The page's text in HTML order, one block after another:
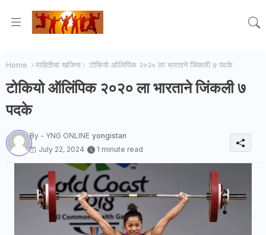
Home माहितीचा खजिना टोकियो ऑलिंपिक २०२० ला भारताने जिंकली ७ पदके
टोकियो ऑलिंपिक २०२० ला भारताने जिंकली ७
पदके
By - YNG ONLINE yongistan
July 22, 2024
1 minute read